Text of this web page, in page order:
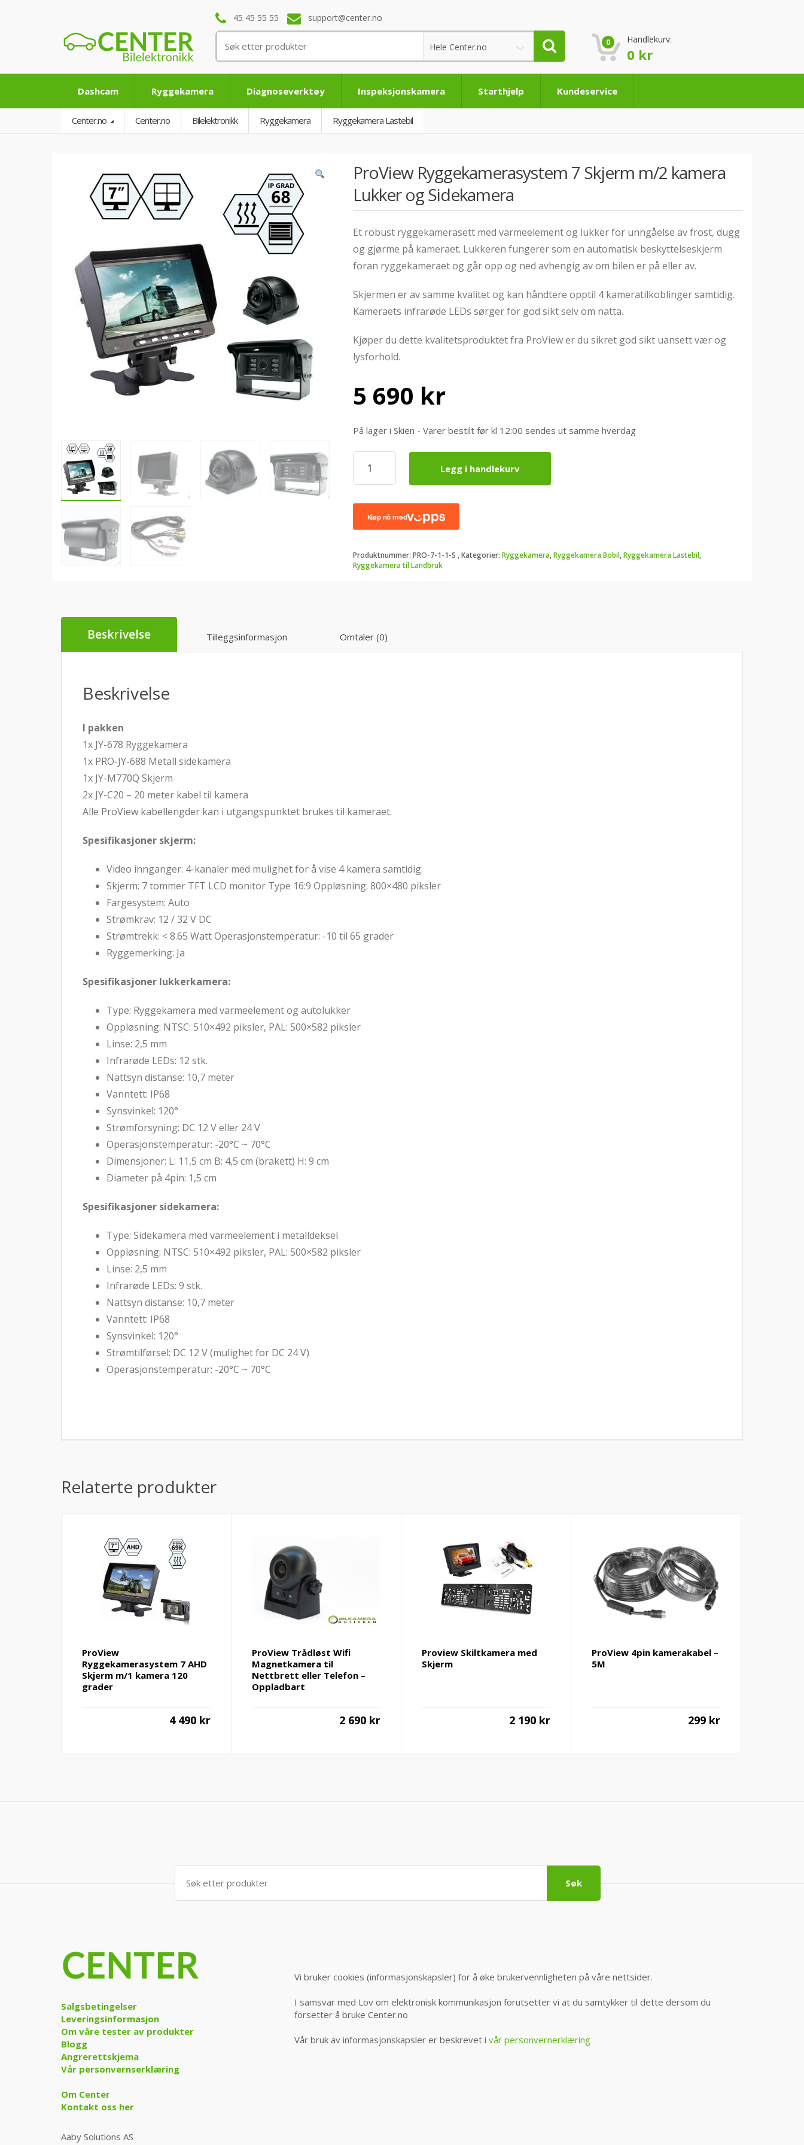
45 45 55 55 support@center.no
etter:
Hele Center.no 0 Handlekurv:
0 kr
Dashcam Ryggekamera Diagnoseverktøy Inspeksjonskamera Starthjelp Kundeservice
Center.no Center.no Bilelektronikk Ryggekamera Ryggekamera Lastebil
ProView Ryggekamerasystem 7 Skjerm m/2 kamera
Lukker og Sidekamera
Et robust ryggekamerasett med varmeelement og lukker for unngåelse av frost, dugg
og gjørme på kameraet. Lukkeren fungerer som en automatisk beskyttelseskjerm
foran ryggekameraet og går opp og ned avhengig av om bilen er på eller av.
Skjermen er av samme kvalitet og kan håndtere opptil 4 kameratilkoblinger samtidig.
Kameraets infrarøde LEDs sørger for god sikt selv om natta.
Kjøper du dette kvalitetsproduktet fra ProView er du sikret god sikt uansett vær og
lysforhold.
5 690 kr
På lager i Skien - Varer bestilt før kl 12:00 sendes ut samme hverdag
ProView
Ryggekamerasystem
7
m/2
kamera
Lukker
Sidekamera
antall
Legg i handlekurv
Produktnummer: PRO-7-1-1-S Kategorier: Ryggekamera,Ryggekamera Bobil,Ryggekamera Lastebil,
Ryggekamera til Landbruk
Beskrivelse Tilleggsinformasjon Omtaler (0)
Beskrivelse
I pakken
1x JY-678 Ryggekamera
1x PRO-JY-688 Metall sidekamera
1x JY-M770Q Skjerm
2x JY-C20 – 20 meter kabel til kamera
Alle ProView kabellengder kan i utgangspunktet brukes til kameraet.
Spesifikasjoner skjerm:
Video innganger: 4-kanaler med mulighet for å vise 4 kamera samtidig.
Skjerm: 7 tommer TFT LCD monitor Type 16:9 Oppløsning: 800×480 piksler
Fargesystem: Auto
Strømkrav: 12 / 32 V DC
Strømtrekk: < 8.65 Watt Operasjonstemperatur: -10 til 65 grader
Ryggemerking: Ja
Spesifikasjoner lukkerkamera:
Type: Ryggekamera med varmeelement og autolukker
Oppløsning: NTSC: 510×492 piksler, PAL: 500×582 piksler
Linse: 2,5 mm
Infrarøde LEDs: 12 stk.
Nattsyn distanse: 10,7 meter
Vanntett: IP68
Synsvinkel: 120°
Strømforsyning: DC 12 V eller 24 V
Operasjonstemperatur: -20°C ~ 70°C
Dimensjoner: L: 11,5 cm B: 4,5 cm (brakett) H: 9 cm
Diameter på 4pin: 1,5 cm
Spesifikasjoner sidekamera:
Type: Sidekamera med varmeelement i metalldeksel
Oppløsning: NTSC: 510×492 piksler, PAL: 500×582 piksler
Linse: 2,5 mm
Infrarøde LEDs: 9 stk.
Nattsyn distanse: 10,7 meter
Vanntett: IP68
Synsvinkel: 120°
Strømtilførsel: DC 12 V (mulighet for DC 24 V)
Operasjonstemperatur: -20°C ~ 70°C
Relaterte produkter
ProView
Ryggekamerasystem 7 AHD
Skjerm m/1 kamera 120
grader
4 490 kr
ProView Trådløst Wifi
Magnetkamera til
Nettbrett eller Telefon –
Oppladbart
2 690 kr
Proview Skiltkamera med
Skjerm
2 190 kr
ProView 4pin kamerakabel –
5M
299 kr
Søk
etter:
Søk
Salgsbetingelser
Leveringsinformasjon
Om våre tester av produkter
Blogg
Angrerettskjema
Vår personvernserklæring
Om Center
Kontakt oss her
Aaby Solutions AS
Vi bruker cookies (informasjonskapsler) for å øke brukervennligheten på våre nettsider.
I samsvar med Lov om elektronisk kommunikasjon forutsetter vi at du samtykker til dette dersom du
forsetter å bruke Center.no
Vår bruk av informasjonskapsler er beskrevet i vår personvernerklæring